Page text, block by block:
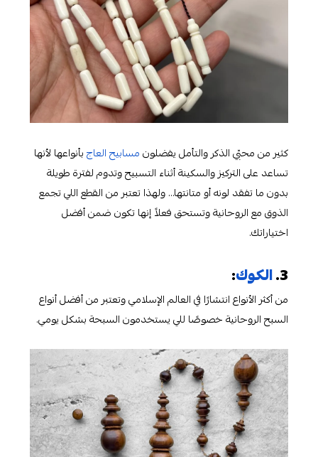
كثير من محبّي الذكر والتأمل يفضلونمسابيح العاجبأنواعها لأنها
تساعد على التركيز والسكينة أثناء التسبيح وتدوم لفترة طويلة
بدون ما تفقد لونه أو متانتها… ولهذا تعتبر من القطع اللي تجمع
الذوق مع الروحانية وتستحق فعلاً إنها تكون ضمن أفضل
اختياراتك.
3. الكوك:
من أكثر الأنواع انتشارًا في العالم الإسلامي وتعتبر من أفضل أنواع
السبح الروحانية خصوصًا للي يستخدمون السبحة بشكل يومي.